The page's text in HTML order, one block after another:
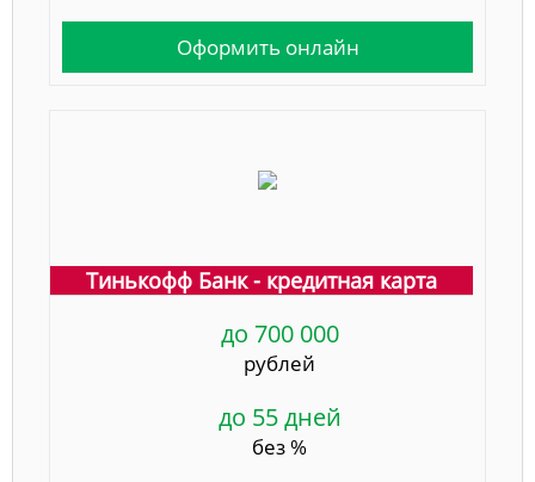
Оформить онлайн
Тинькофф Банк - кредитная карта
до 700 000
рублей
до 55 дней
без %